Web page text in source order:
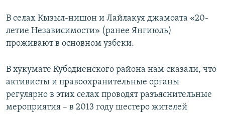
В селах Кызыл-нишон и Лайлакуя джамоата «20-
летие Независимости» (ранее Янгиюль)
проживают в основном узбеки.
В хукумате Кубодиенского района нам сказали, что
активисты и правоохранительные органы
регулярно в этих селах проводят разъяснительные
мероприятия – в 2013 году шестеро жителей